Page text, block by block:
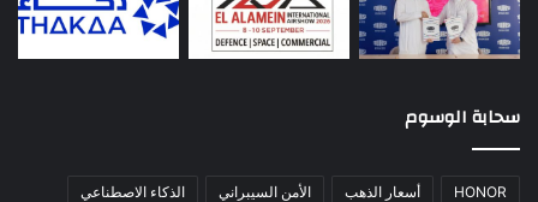
سحابة الوسوم
HONOR أسعار الذهب الأمن السيبراني الذكاء الاصطناعي